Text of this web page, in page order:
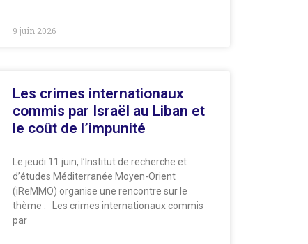
9 juin 2026
Les crimes internationaux
commis par Israël au Liban et
le coût de l’impunité
Le jeudi 11 juin, l’Institut de recherche et
d’études Méditerranée Moyen-Orient
(iReMMO) organise une rencontre sur le
thème : Les crimes internationaux commis
par